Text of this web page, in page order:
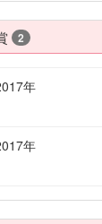
2
年
年